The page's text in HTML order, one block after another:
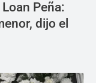
Peña:
dijo el